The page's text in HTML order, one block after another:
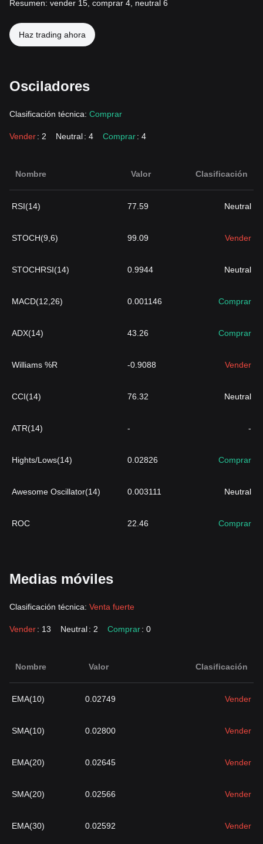
Resumen: vender 15, comprar 4, neutral 6
Haz trading ahora
Osciladores
Clasificación técnica: Comprar
Vender: 2 Neutral: 4 Comprar: 4
Nombre Valor Clasificación
RSI(14) 77.59 Neutral
STOCH(9,6) 99.09 Vender
STOCHRSI(14) 0.9944 Neutral
MACD(12,26) 0.001146 Comprar
ADX(14) 43.26 Comprar
Williams %R -0.9088 Vender
CCI(14) 76.32 Neutral
ATR(14) - -
Hights/Lows(14) 0.02826 Comprar
Awesome Oscillator(14) 0.003111 Neutral
ROC 22.46 Comprar
Medias móviles
Clasificación técnica: Venta fuerte
Vender: 13 Neutral: 2 Comprar: 0
Nombre Valor Clasificación
EMA(10) 0.02749 Vender
SMA(10) 0.02800 Vender
EMA(20) 0.02645 Vender
SMA(20) 0.02566 Vender
EMA(30) 0.02592 Vender